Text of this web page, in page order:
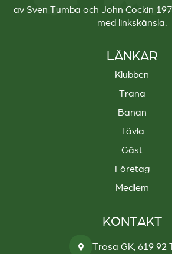
av Sven Tumba och John Cockin
med linkskänsla.
LÄNKAR
Klubben
Träna
Banan
Tävla
Gäst
Företag
Medlem
KONTAKT
Trosa GK, 619 92